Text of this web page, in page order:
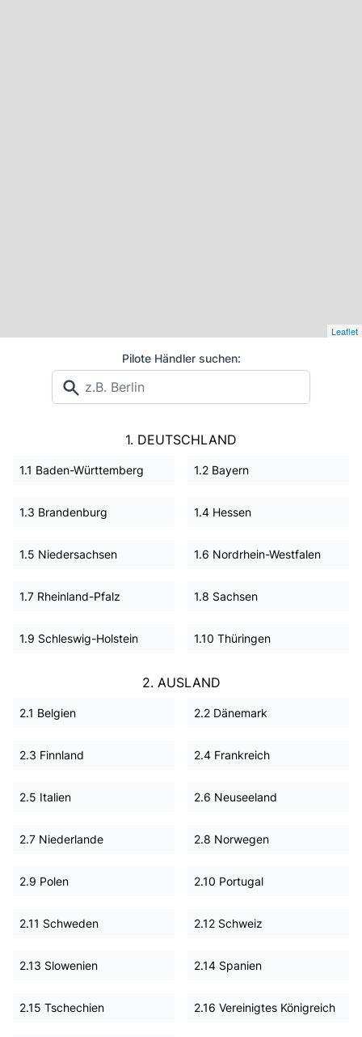
Leaflet
Pilote Händler suchen:
1. DEUTSCHLAND
1.1 Baden-Württemberg 1.2 Bayern
1.3 Brandenburg 1.4 Hessen
1.5 Niedersachsen 1.6 Nordrhein-Westfalen
1.7 Rheinland-Pfalz 1.8 Sachsen
1.9 Schleswig-Holstein 1.10 Thüringen
2. AUSLAND
2.1 Belgien 2.2 Dänemark
2.3 Finnland 2.4 Frankreich
2.5 Italien 2.6 Neuseeland
2.7 Niederlande 2.8 Norwegen
2.9 Polen 2.10 Portugal
2.11 Schweden 2.12 Schweiz
2.13 Slowenien 2.14 Spanien
2.15 Tschechien 2.16 Vereinigtes Königreich